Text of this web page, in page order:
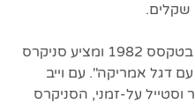
המותג האמריקאי AUTRY נולד בטקסס 1982 ומציע סניקרס
עם דגל אמריקה". עם וייב
וסטייל על-זמני, הסניקרס